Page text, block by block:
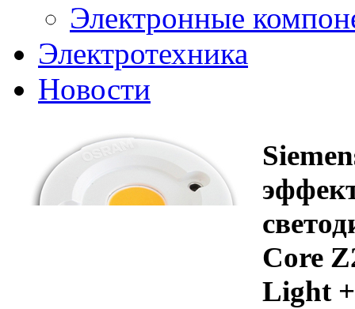
Электронные
Электротехника
Новости
Core
Light